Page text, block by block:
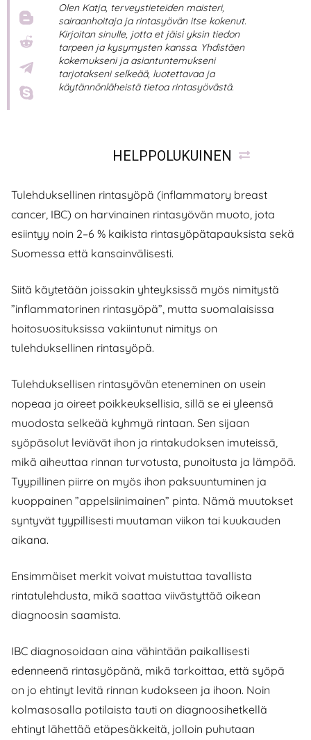
Olen Katja, terveystieteiden maisteri,
sairaanhoitaja ja rintasyövän itse kokenut.
Kirjoitan sinulle, jotta et jäisi yksin tiedon
tarpeen ja kysymysten kanssa. Yhdistäen
kokemukseni ja asiantuntemukseni
tarjotakseni selkeää, luotettavaa ja
käytännönläheistä tietoa rintasyövästä.
HELPPOLUKUINEN
Tulehduksellinen rintasyöpä (inflammatory breast
cancer, IBC) on harvinainen rintasyövän muoto, jota
esiintyy noin 2–6 % kaikista rintasyöpätapauksista sekä
Suomessa että kansainvälisesti.
Siitä käytetään joissakin yhteyksissä myös nimitystä
”inflammatorinen rintasyöpä”, mutta suomalaisissa
hoitosuosituksissa vakiintunut nimitys on
tulehduksellinen rintasyöpä.
Tulehduksellisen rintasyövän eteneminen on usein
nopeaa ja oireet poikkeuksellisia, sillä se ei yleensä
muodosta selkeää kyhmyä rintaan. Sen sijaan
syöpäsolut leviävät ihon ja rintakudoksen imuteissä,
mikä aiheuttaa rinnan turvotusta, punoitusta ja lämpöä.
Tyypillinen piirre on myös ihon paksuuntuminen ja
kuoppainen ”appelsiinimainen” pinta. Nämä muutokset
syntyvät tyypillisesti muutaman viikon tai kuukauden
aikana.
Ensimmäiset merkit voivat muistuttaa tavallista
rintatulehdusta, mikä saattaa viivästyttää oikean
diagnoosin saamista.
IBC diagnosoidaan aina vähintään paikallisesti
edenneenä rintasyöpänä, mikä tarkoittaa, että syöpä
on jo ehtinyt levitä rinnan kudokseen ja ihoon. Noin
kolmasosalla potilaista tauti on diagnoosihetkellä
ehtinyt lähettää etäpesäkkeitä, jolloin puhutaan